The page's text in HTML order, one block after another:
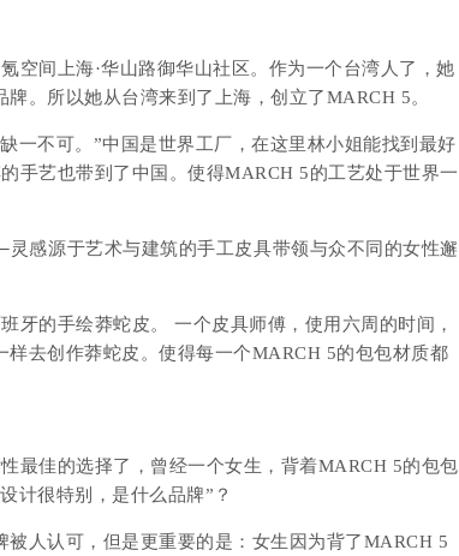
空间上海·华山路御华山社区。 作为一个台湾人了，她
。 所以她从台湾来到了上海，创立了MARCH 5。
一不可。”中国是世界工厂，在这里林小姐能找到最好
手艺也带到了中国。使得MARCH 5的工艺处于世界一
感源于艺术与建筑的手工皮具带领与众不同的女性邂
牙的手绘莽蛇皮。 一个皮具师傅，使用六周的时间，
去创作莽蛇皮。使得每一个MARCH 5的包包材质都
最佳的选择了，曾经一个女生，背着MARCH 5的包包
计很特别，是什么品牌”？
人认可，但是更重要的是：女生因为背了MARCH 5